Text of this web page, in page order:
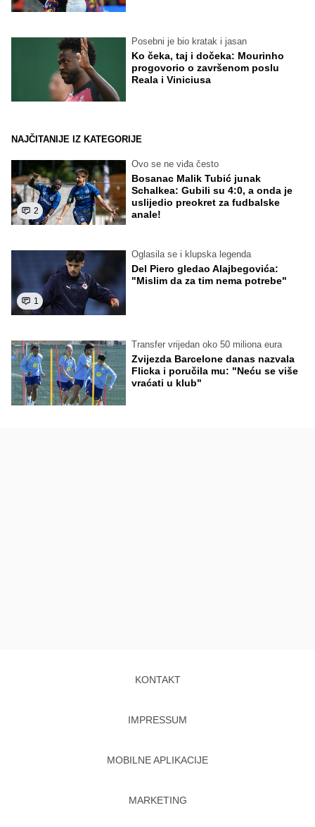
Posebni je bio kratak i jasan
Ko čeka, taj i dočeka: Mourinho
progovorio o završenom poslu
Reala i Viniciusa
NAJČITANIJE IZ KATEGORIJE
2
Ovo se ne viđa često
Bosanac Malik Tubić junak
Schalkea: Gubili su 4:0, a onda je
uslijedio preokret za fudbalske
anale!
1
Oglasila se i klupska legenda
Del Piero gledao Alajbegovića:
"Mislim da za tim nema potrebe"
Transfer vrijedan oko 50 miliona eura
Zvijezda Barcelone danas nazvala
Flicka i poručila mu: "Neću se više
vraćati u klub"
KONTAKT
IMPRESSUM
MOBILNE APLIKACIJE
MARKETING